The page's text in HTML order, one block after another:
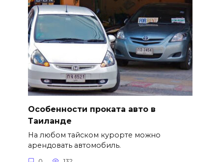
Особенности проката авто в
Таиланде
На любом тайском курорте можно
арендовать автомобиль.